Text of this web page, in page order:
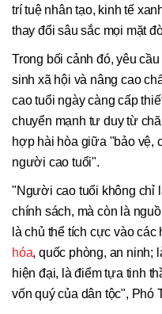
trí tuệ nhân tạo, kinh tế
thay đổi sâu sắc mọi mặt
Trong bối cảnh đó, yêu
sinh xã hội và nâng cao
cao tuổi ngày càng cấp
chuyển mạnh tư duy từ
hợp hài hòa giữa "bảo vệ,
người cao tuổi".
"Người cao tuổi không
chính sách, mà còn là
là chủ thể tích cực vào các
hóa, quốc phòng, an ninh;
hiện đại, là điểm tựa tinh
vốn quý của dân tộc", Phó